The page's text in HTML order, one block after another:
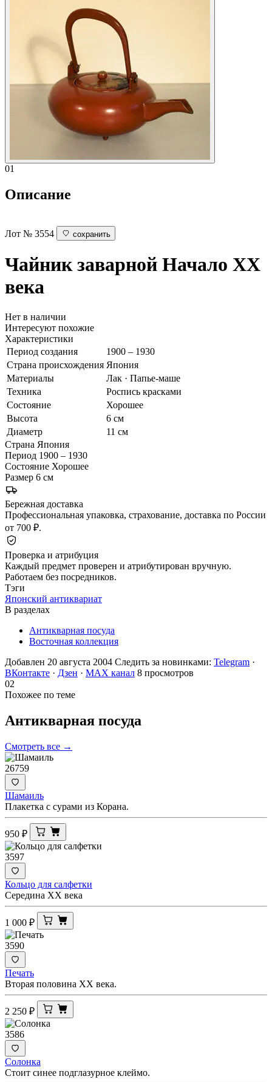
01
Описание
Лот № 3554 сохранить
Чайник заварной Начало ХХ
века
Нет в наличии
Интересуют похожие
Характеристики
Период создания
1900 – 1930
Страна происхождения Япония
Материалы
Лак · Папье-маше
Техника
Роспись красками
Состояние
Хорошее
Высота
6 см
Диаметр
11 см
Страна Япония
Период 1900 – 1930
Состояние Хорошее
Размер 6 см
Бережная доставка
Профессиональная упаковка, страхование, доставка по России
от 700 ₽.
Проверка и атрибуция
Каждый предмет проверен и атрибутирован вручную.
Работаем без посредников.
Тэги
Японский антиквариат
В разделах
Антикварная посуда
Восточная коллекция
Добавлен 20 августа 2004 Следить за новинками: Telegram ·
ВКонтакте · Дзен · MAX канал 8 просмотров
02
Похожее по теме
Антикварная посуда
Смотреть все →
26759
Шамаиль
Плакетка с сурами из Корана.
950 ₽
3597
Кольцо для салфетки
Середина ХХ века
1 000 ₽
3590
Печать
Вторая половина ХХ века.
2 250 ₽
3586
Солонка
Стоит синее подглазурное клеймо.